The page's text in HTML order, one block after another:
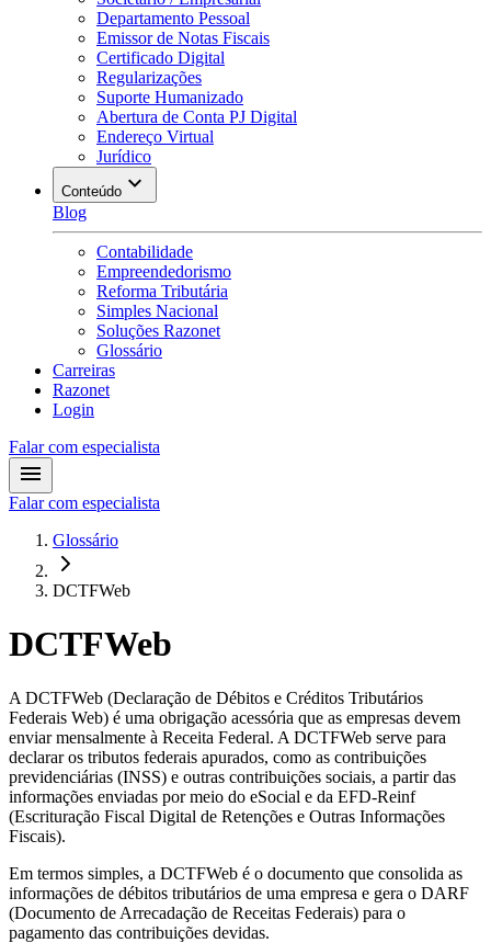
Departamento Pessoal
Emissor de Notas Fiscais
Certificado Digital
Regularizações
Suporte Humanizado
Abertura de Conta PJ Digital
Endereço Virtual
Jurídico
Conteúdo
Blog
Contabilidade
Empreendedorismo
Reforma Tributária
Simples Nacional
Soluções Razonet
Glossário
Carreiras
Razonet
Login
Falar com especialista
Falar com especialista
Glossário
DCTFWeb
DCTFWeb
A DCTFWeb (Declaração de Débitos e Créditos Tributários
Federais Web) é uma obrigação acessória que as empresas devem
enviar mensalmente à Receita Federal. A DCTFWeb serve para
declarar os tributos federais apurados, como as contribuições
previdenciárias (INSS) e outras contribuições sociais, a partir das
informações enviadas por meio do eSocial e da EFD-Reinf
(Escrituração Fiscal Digital de Retenções e Outras Informações
Fiscais).
Em termos simples, a DCTFWeb é o documento que consolida as
informações de débitos tributários de uma empresa e gera o DARF
(Documento de Arrecadação de Receitas Federais) para o
pagamento das contribuições devidas.